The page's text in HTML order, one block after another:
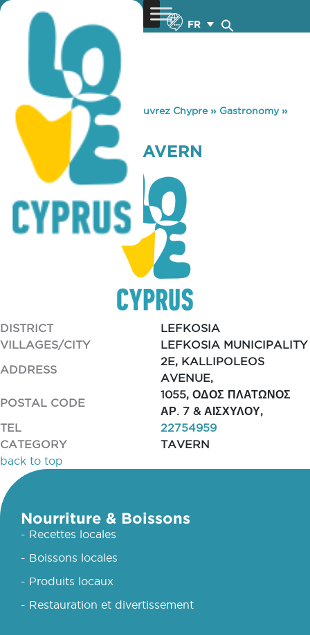
FR
You are here: Home »Découvrez Chypre» Gastronomy»
KONTOSOUVLI TAVERN
KONTOSOUVLI TAVERN
DISTRICT
LEFKOSIA
VILLAGES/CITY
LEFKOSIA MUNICIPALITY
ADDRESS
2E, KALLIPOLEOS
AVENUE,
POSTAL CODE
1055, ΟΔΟΣ ΠΛΑΤΩΝΟΣ
ΑΡ. 7 & ΑΙΣΧΥΛΟΥ,
TEL
22754959
CATEGORY
TAVERN
back to top
Nourriture & Boissons
- Recettes locales
- Boissons locales
- Produits locaux
- Restauration et divertissement